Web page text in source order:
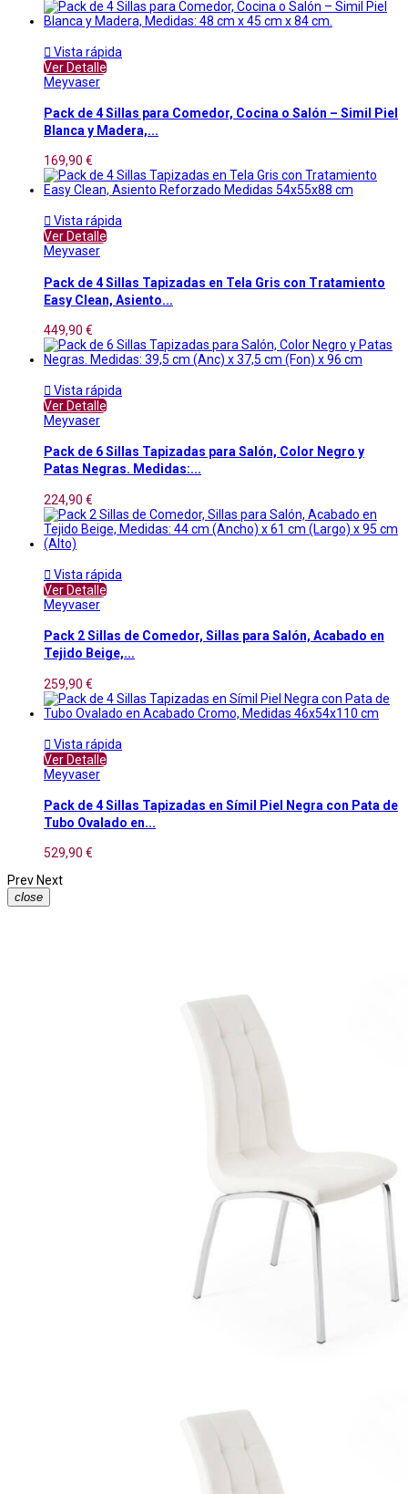
 Vista rápida
Ver Detalle
Meyvaser
Pack de 4 Sillas para Comedor, Cocina o Salón – Simil Piel
Blanca y Madera,...
169,90 €
 Vista rápida
Ver Detalle
Meyvaser
Pack de 4 Sillas Tapizadas en Tela Gris con Tratamiento
Easy Clean, Asiento...
449,90 €
 Vista rápida
Ver Detalle
Meyvaser
Pack de 6 Sillas Tapizadas para Salón, Color Negro y
Patas Negras. Medidas:...
224,90 €
 Vista rápida
Ver Detalle
Meyvaser
Pack 2 Sillas de Comedor, Sillas para Salón, Acabado en
Tejido Beige,...
259,90 €
 Vista rápida
Ver Detalle
Meyvaser
Pack de 4 Sillas Tapizadas en Símil Piel Negra con Pata de
Tubo Ovalado en...
529,90 €
Prev Next
close